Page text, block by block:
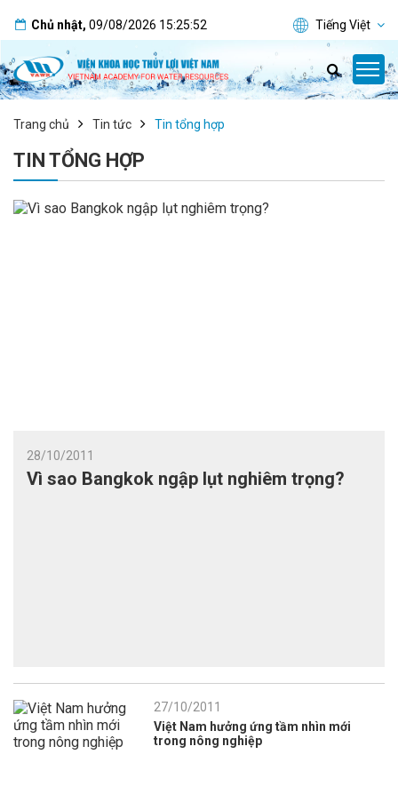
Chủ nhật, 09/08/2026 15:25:52 Tiếng Việt
Trang chủ Tin tức Tin tổng hợp
TIN TỔNG HỢP
28/10/2011
Vì sao Bangkok ngập lụt nghiêm trọng?
27/10/2011
Việt Nam hưởng ứng tầm nhìn mới
trong nông nghiệp